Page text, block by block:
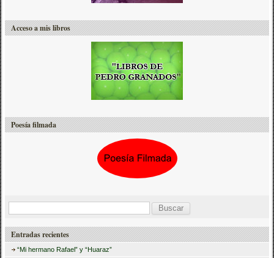
Acceso a mis libros
Poesía filmada
s
Entradas recientes
“Mi hermano Rafael” y “Huaraz”